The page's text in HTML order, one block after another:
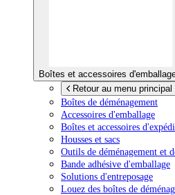
Boîtes et accessoires
Retour au menu principal
Boîtes de déménagement
Accessoires d'emballage
Boîtes et accessoires
Housses et sacs
Outils de déménagement et
Bande adhésive d'emballage
Solutions d'entreposage
Louez des boîtes de